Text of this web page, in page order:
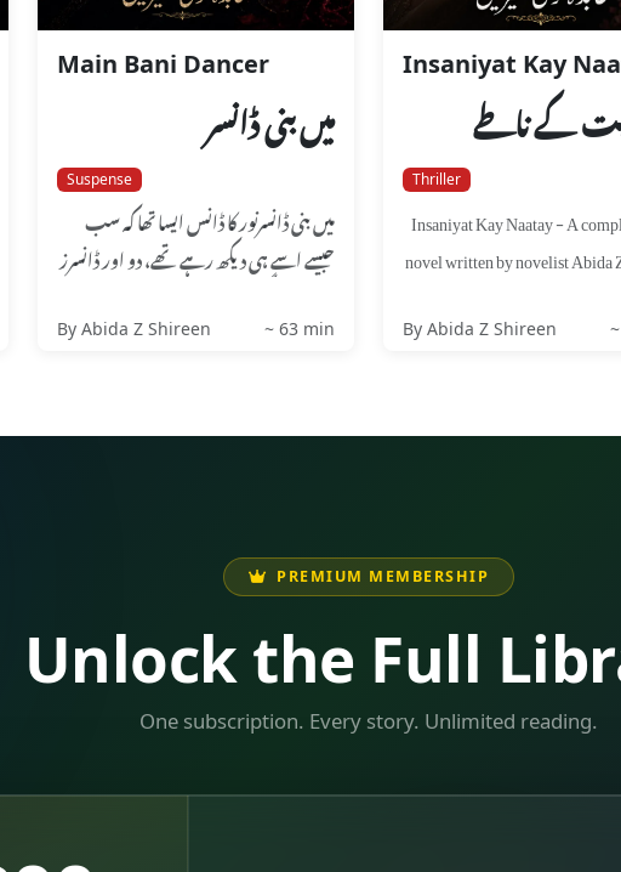
Main Bani Dancer
میں بنی ڈانسر
Suspense
میں بنی ڈانسرنور کا ڈانس ایسا تھا کہ سب
جیسے اسے ہی دیکھ رہے تھے، دو اور ڈانسرز
By Abida Z Shireen ~ 63 min
Insaniyat Kay
کے ناطے
Thriller
Insaniyat Kay Naatay - A
novel written by novelist Abida
By Abida Z Shireen
PREMIUM MEMBERSHIP
Unlock the Full
One subscription. Every story. Unlimited reading.